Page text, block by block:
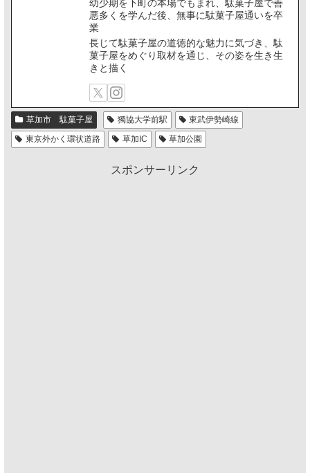
幼少期を下町の本場でもまれ、駄菓子屋で善
悪多くを学んだ後、無事に駄菓子屋通いを卒
業
長じて駄菓子屋の道徳的な魅力に気づき、駄
菓子屋をめぐり取材を通じ、その姿を生き生
きと描く
草加市 駄菓子屋 獨協大学前駅
東武伊勢崎線
東京外かく環状道路
草加IC 草加公園
スポンサーリンク